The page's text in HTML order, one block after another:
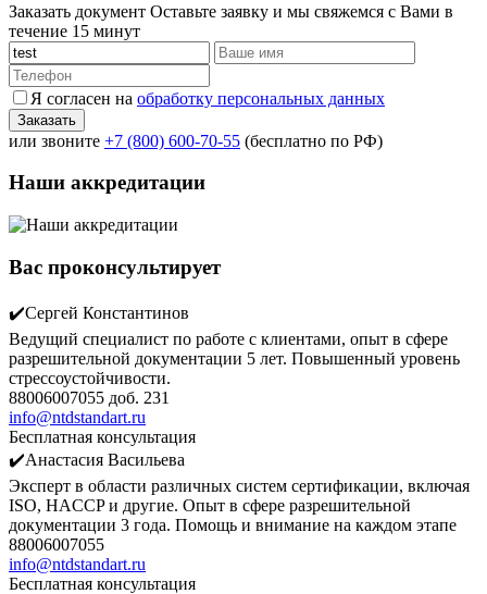
Заказать документ Оставьте заявку и мы свяжемся с Вами в
течение 15 минут
Я согласен на обработку персональных данных
или звоните +7 (800) 600-70-55 (бесплатно по РФ)
Наши аккредитации
Вас проконсультирует
✔️Сергей Константинов
Ведущий специалист по работе с клиентами, опыт в сфере
разрешительной документации 5 лет. Повышенный уровень
стрессоустойчивости.
88006007055 доб. 231
info@ntdstandart.ru
Бесплатная консультация
✔️Анастасия Васильева
Эксперт в области различных систем сертификации, включая
ISO, HACCP и другие. Опыт в сфере разрешительной
документации 3 года. Помощь и внимание на каждом этапе
88006007055
info@ntdstandart.ru
Бесплатная консультация